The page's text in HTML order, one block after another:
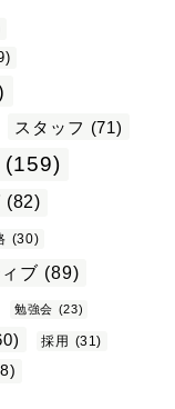
スタッフ (71)
(159)
(82)
(30)
ブ (89)
勉強会 (23)
採用 (31)